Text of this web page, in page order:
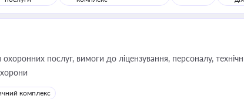
послуг, вимоги до ліцензування, персоналу,
комплекс